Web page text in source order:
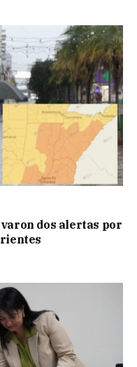
dos alertas por